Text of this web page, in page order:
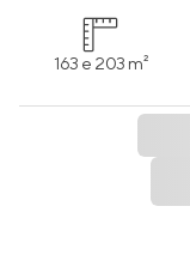
163 e 203 m²